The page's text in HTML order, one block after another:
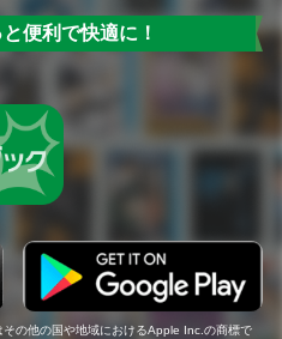
便利で快適に！
の他の国や地域におけるApple Inc.の商標で